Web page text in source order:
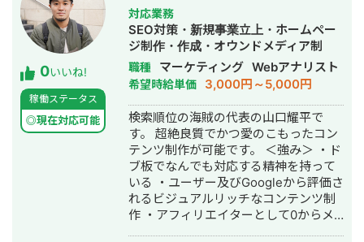
作進行、品質管理、CMS運用まで対応
しています。 代表的な実績として、薬
局の採用サイトを中心に求人媒体など
複数チャネルの情報と導線を再設計
し、応募者数を約40名から200名超へ
伸ばし、10名以上の採用につなげまし
た。 また、大手外資系IT企業のマーケ
ティング部門では、コンテンツ作成、
英日翻訳・校正、CMSへの掲載・運用
に携わってきました。 見た目を整える
だけではなく、「誰に、何を、どの順
番で伝え、どう行動につなげるか」を
整理し、Webサイトの構造とコンテン
ツに落とし込むことを得意としていま
す。 Webサイトの新規制作・リニュー
0いいね!
稼働ステータス
◎現在対応可能
対応業務
SEO対策・新規事業立上・ホームペー
ジ制作・作成・オウンドメディア制
作・構築・運用代行
職種 マーケティング Webアナリスト
希望時給単価 3,000円～5,000円
検索順位の海賊の代表の山口耀平で
す。 超絶良質でかつ愛のこもったコン
テンツ制作が可能です。 ＜強み＞ ・ド
ブ板でなんでも対応する精神を持って
いる ・ユーザー及びGoogleから評価さ
れるビジュアルリッチなコンテンツ制
作 ・アフィリエイターとして0からメ